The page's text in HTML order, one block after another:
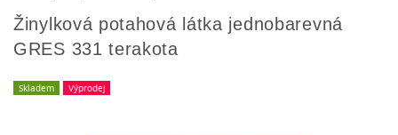
Žinylková potahová látka jednobarevná
GRES 331 terakota
Skladem Výprodej